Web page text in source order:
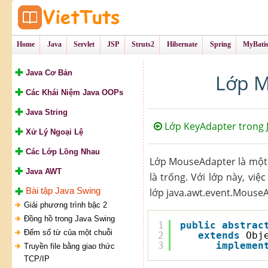
Home Java Servlet JSP Struts2 Hibernate Spring
Java Cơ Bản
Các Khái Niệm Java OOPs
Java String
Xử Lý Ngoại Lệ
Các Lớp Lồng Nhau
Java AWT
Bài tập Java Swing
Giải phương trình bậc 2
Đồng hồ trong Java Swing
Đếm số từ của một chuỗi
Truyền file bằng giao thức
TCP/IP
Lớp
Lớp KeyAdapter trong
Lớp MouseAdapter là
là trống. Với lớp này,
lớp
1
2
3
public
extends